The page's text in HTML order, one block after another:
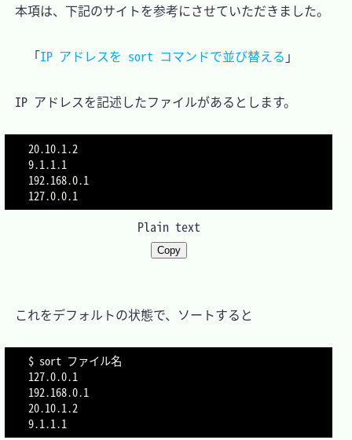
本項は、下記のサイトを参考にさせていただきました。
「IP アドレスを sort コマンドで並び替える
IP アドレスを記述したファイルがあるとします。
20.10.1.2
9.1.1.1
192.168.0.1
127.0.0.1
Plain text
Copy
これをデフォルトの状態で、ソートすると
$ sort ファイル名
127.0.0.1
192.168.0.1
20.10.1.2
9.1.1.1